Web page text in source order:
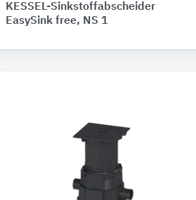
KESSEL-Sinkstoffabscheider
EasySink free, NS 1